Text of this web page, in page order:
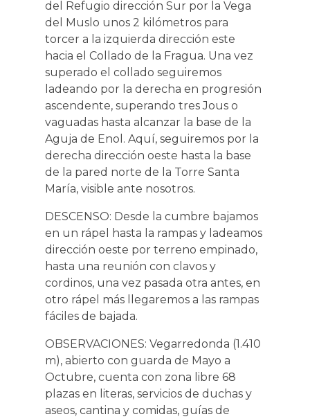
del Refugio dirección Sur por la Vega
del Muslo unos 2 kilómetros para
torcer a la izquierda dirección este
hacia el Collado de la Fragua. Una vez
superado el collado seguiremos
ladeando por la derecha en progresión
ascendente, superando tres Jous o
vaguadas hasta alcanzar la base de la
Aguja de Enol. Aquí, seguiremos por la
derecha dirección oeste hasta la base
de la pared norte de la Torre Santa
María, visible ante nosotros.
DESCENSO: Desde la cumbre bajamos
en un rápel hasta la rampas y ladeamos
dirección oeste por terreno empinado,
hasta una reunión con clavos y
cordinos, una vez pasada otra antes, en
otro rápel más llegaremos a las rampas
fáciles de bajada.
OBSERVACIONES: Vegarredonda (1.410
m), abierto con guarda de Mayo a
Octubre, cuenta con zona libre 68
plazas en literas, servicios de duchas y
aseos, cantina y comidas, guías de